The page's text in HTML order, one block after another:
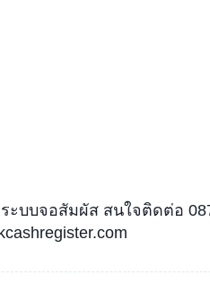
ระบบจอสัมผัส สนใจติดต่อ